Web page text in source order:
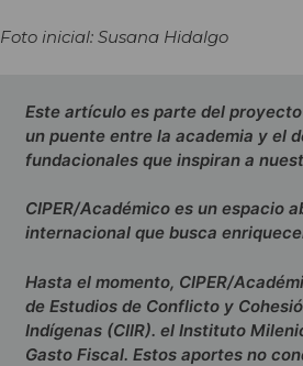
Foto inicial: Susana Hidalgo
Este artículo es parte del
un puente entre la academia y el
fundacionales que inspiran a
CIPER/Académico es un espacio
internacional que busca
Hasta el momento, CIPER/
de Estudios de Conflicto y
Indígenas (CIIR). el Instituto
Gasto Fiscal. Estos aportes no